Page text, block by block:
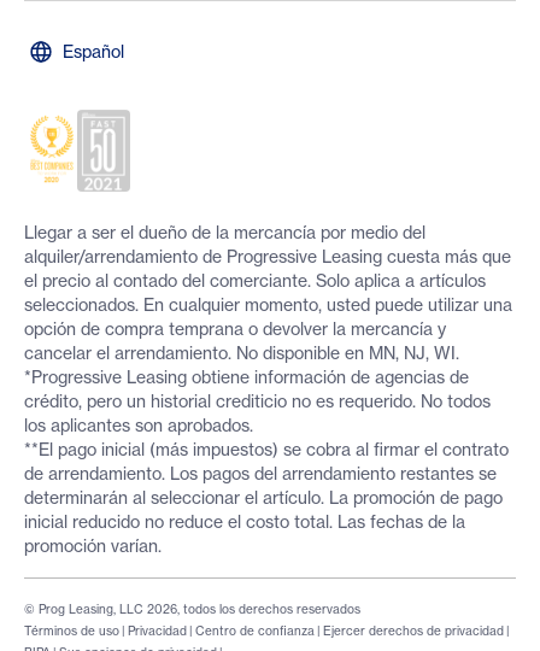
Español
Llegar a ser el dueño de la mercancía por medio del
alquiler/arrendamiento de Progressive Leasing cuesta más que
el precio al contado del comerciante. Solo aplica a artículos
seleccionados. En cualquier momento, usted puede utilizar una
opción de compra temprana o devolver la mercancía y
cancelar el arrendamiento. No disponible en MN, NJ, WI.
*Progressive Leasing obtiene información de agencias de
crédito, pero un historial crediticio no es requerido. No todos
los aplicantes son aprobados.
**El pago inicial (más impuestos) se cobra al firmar el contrato
de arrendamiento. Los pagos del arrendamiento restantes se
determinarán al seleccionar el artículo. La promoción de pago
inicial reducido no reduce el costo total. Las fechas de la
promoción varían.
Términos de uso | Privacidad | Centro de confianza | Ejercer derechos de privacidad |
© Prog Leasing, LLC 2026, todos los derechos reservados